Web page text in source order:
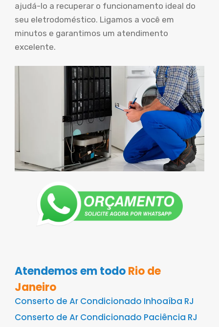
ajudá-lo a recuperar o funcionamento ideal do
seu eletrodoméstico. Ligamos a você em
minutos e garantimos um atendimento
excelente.
Atendemos em todoRio de
Janeiro
Conserto de Ar Condicionado Inhoaíba RJ
Conserto de Ar Condicionado Paciência RJ